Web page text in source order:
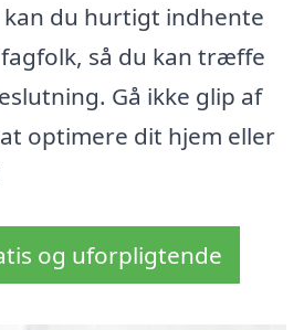
kan du hurtigt indhente
så du kan træffe
Gå ikke glip af
optimere dit hjem eller
og uforpligtende